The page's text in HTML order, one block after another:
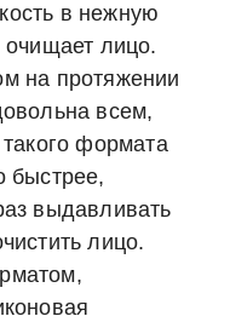
в нежную
очищает лицо.
на протяжении
всем,
формата
быстрее,
выдавливать
лицо.